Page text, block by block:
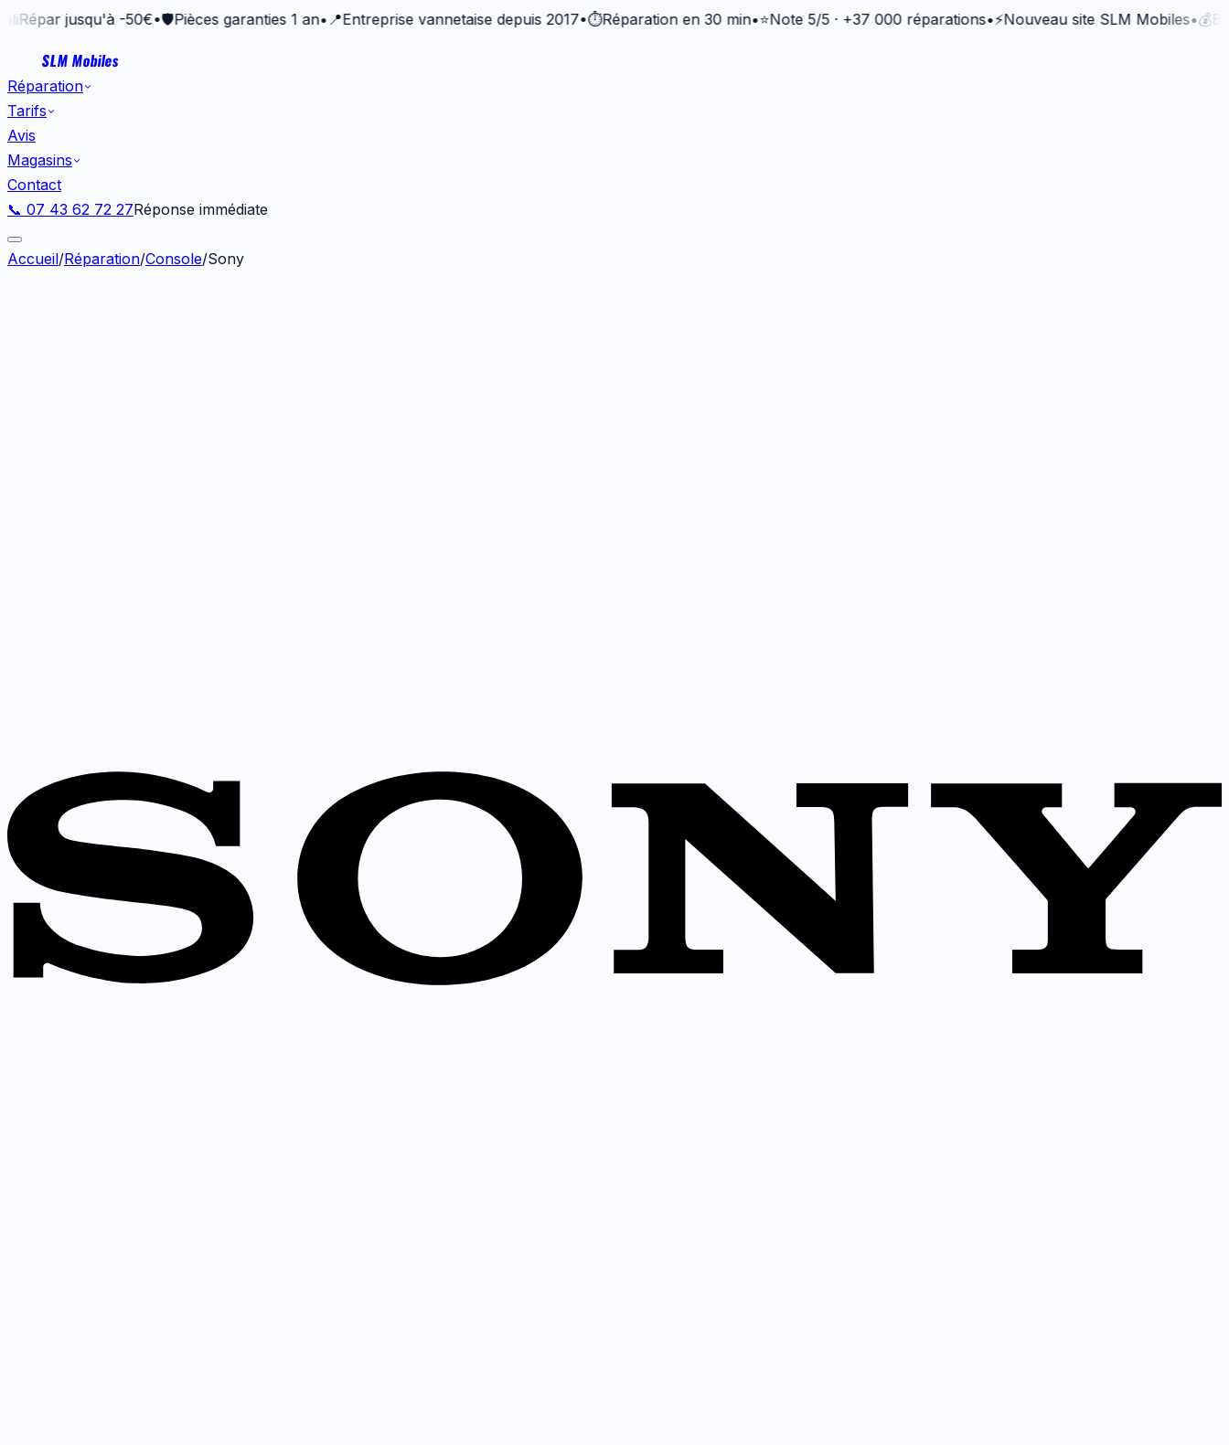
jusqu'à -50€• 🛡️Pièces garanties 1 an•📍 Entreprise vannetaise depuis 2017• ⏱️Réparation en 30 min•⭐ Note 5/5 · +37 000 réparations•⚡Nouveau site SLM Mobiles•💰Bonus
SLM Mobiles
Réparation
Tarifs
Avis
Magasins
Contact
📞 07 43 62 72 27Réponse immédiate
Accueil/Réparation/Console/Sony